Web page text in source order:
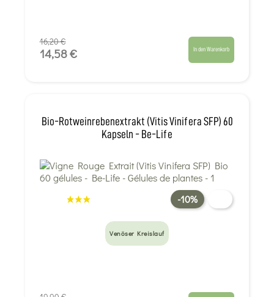
16,20 €
14,58 € In den Warenkorb
Bio-Rotweinrebenextrakt (Vitis Vinifera SFP) 60
Kapseln - Be-Life
-10%
Venöser Kreislauf